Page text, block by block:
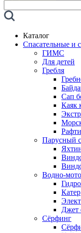
Каталог
Спасательные и
ГИМС
Для детей
Гребля
Сап
Каяк
Парусный
Водно-
Катер
Джет
Сёрфинг